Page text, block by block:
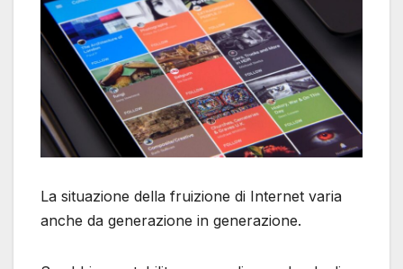
La situazione della fruizione di Internet varia
anche da generazione in generazione.